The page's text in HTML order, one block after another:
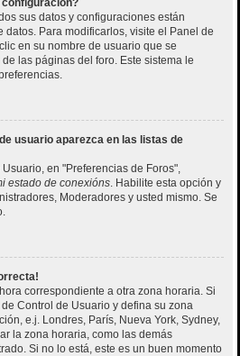
sus datos y configuraciones están
datos. Para modificarlos, visite el Panel de
en su nombre de usuario que se
las páginas del foro. Este sistema le
usuario aparezca en las listas de
en "Preferencias de Foros",
estado de conexións. Habilite esta opción y
Moderadores y usted mismo. Se
correspondiente a otra zona horaria. Si
Control de Usuario y defina su zona
e.j. Londres, París, Nueva York, Sydney,
la zona horaria, como las demás
Si no lo está, este es un buen momento